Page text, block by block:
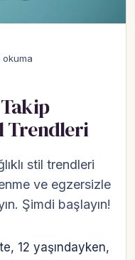
Trendleri
stil trendleri
ve egzersizle
Şimdi başlayın!
12 yaşındayken,